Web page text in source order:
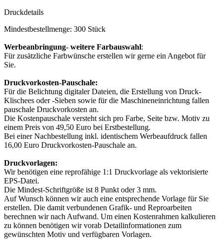
Druckdetails
Mindestbestellmenge: 300 Stück
Werbeanbringung- weitere Farbauswahl:
Für zusätzliche Farbwünsche erstellen wir gerne ein Angebot für
Sie.
Druckvorkosten-Pauschale:
Für die Belichtung digitaler Dateien, die Erstellung von Druck-
Klischees oder -Sieben sowie für die Maschineneinrichtung fallen
pauschale Druckvorkosten an.
Die Kostenpauschale versteht sich pro Farbe, Seite bzw. Motiv zu
einem Preis von 49,50 Euro bei Erstbestellung.
Bei einer Nachbestellung inkl. identischem Werbeaufdruck fallen
16,00 Euro Druckvorkosten-Pauschale an.
Druckvorlagen:
Wir benötigen eine reprofähige 1:1 Druckvorlage als vektorisierte
EPS-Datei.
Die Mindest-Schriftgröße ist 8 Punkt oder 3 mm.
Auf Wunsch können wir auch eine entsprechende Vorlage für Sie
erstellen. Die damit verbundenen Grafik- und Reproarbeiten
berechnen wir nach Aufwand. Um einen Kostenrahmen kalkulieren
zu können benötigen wir vorab Detailinformationen zum
gewünschten Motiv und verfügbaren Vorlagen.